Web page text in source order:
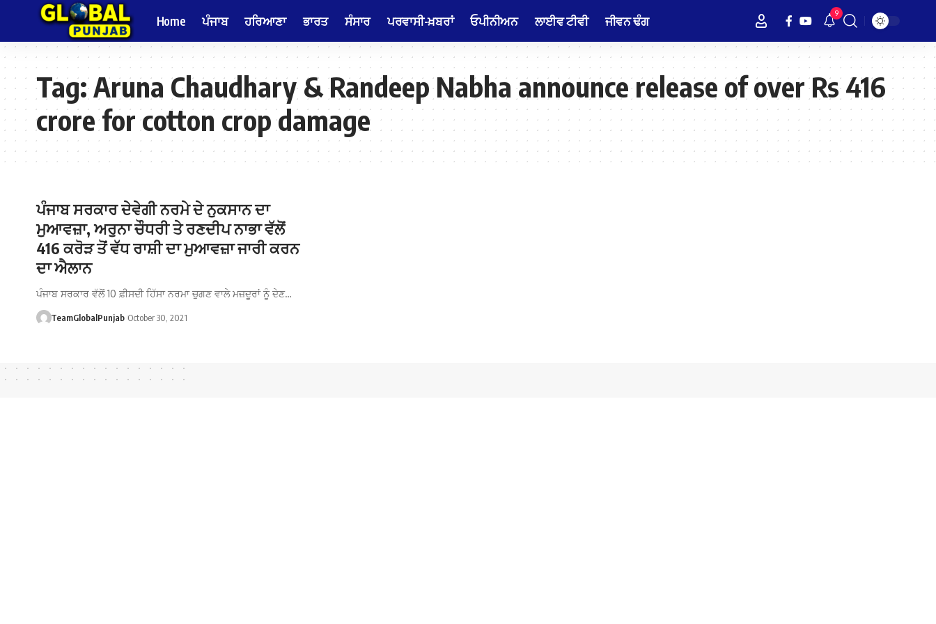
Home ਪੰਜਾਬ ਹਰਿਆਣਾ ਭਾਰਤ ਸੰਸਾਰ ਪਰਵਾਸੀ-ਖ਼ਬਰਾਂ ਓਪੀਨੀਅਨ ਲਾਈਵ ਟੀਵੀ ਜੀਵਨ ਢੰਗ 9
Tag:Aruna Chaudhary & Randeep Nabha announce release of over Rs 416
crore for cotton crop damage
ਪੰਜਾਬ ਸਰਕਾਰ ਦੇਵੇਗੀ ਨਰਮੇ ਦੇ ਨੁਕਸਾਨ ਦਾ
ਮੁਆਵਜ਼ਾ, ਅਰੁਨਾ ਚੌਧਰੀ ਤੇ ਰਣਦੀਪ ਨਾਭਾ ਵੱਲੋਂ
416 ਕਰੋੜ ਤੋਂ ਵੱਧ ਰਾਸ਼ੀ ਦਾ ਮੁਆਵਜ਼ਾ ਜਾਰੀ ਕਰਨ
ਦਾ ਐਲਾਨ
ਪੰਜਾਬ ਸਰਕਾਰ ਵੱਲੋਂ 10 ਫ਼ੀਸਦੀ ਹਿੱਸਾ ਨਰਮਾ ਚੁਗਣ ਵਾਲੇ ਮਜ਼ਦੂਰਾਂ ਨੂੰ ਦੇਣ…
TeamGlobalPunjab October 30, 2021